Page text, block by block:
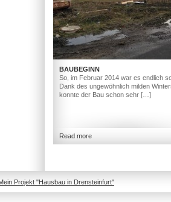
BAUBEGINN
So, im Februar 2014 war es endlich
Dank des ungewöhnlich milden
konnte der Bau schon sehr […]
Read more
Projekt "Hausbau in Drensteinfurt"